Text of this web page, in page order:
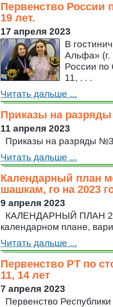
Первенство России
19 лет.
17 апреля 2023
В
Альфа» (г.
России по
11, . . .
Читать дальше ...
Приказы на
11 апреля 2023
Приказы на разряды
Читать дальше ...
Календарный план
шашкам, го на 2023
9 апреля 2023
КАЛЕНДАРНЫЙ ПЛАН
календарном плане,
Читать дальше ...
Первенство РТ по
11, 14 лет
7 апреля 2023
Первенство